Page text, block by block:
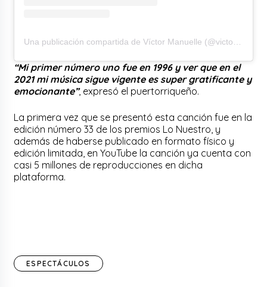
“Mi primer número uno fue en 1996 y ver que en el
2021 mi música sigue vigente es super gratificante y
emocionante”, expresó el puertorriqueño.
La primera vez que se presentó esta canción fue en la
edición número 33 de los premios Lo Nuestro, y
además de haberse publicado en formato físico y
edición limitada, en YouTube la canción ya cuenta con
casi 5 millones de reproducciones en dicha
plataforma.
ESPECTÁCULOS